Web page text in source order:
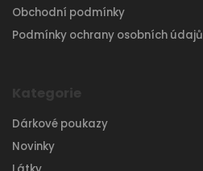
Obchodní podmínky
Podmínky ochrany osobních údajů
Kategorie
Dárkové poukazy
Novinky